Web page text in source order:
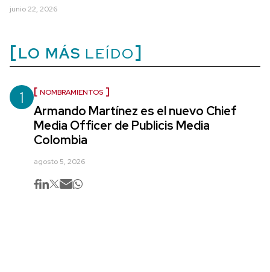
junio 22, 2026
LO MÁS LEÍDO
1 NOMBRAMIENTOS
Armando Martínez es el nuevo Chief
Media Officer de Publicis Media
Colombia
agosto 5, 2026